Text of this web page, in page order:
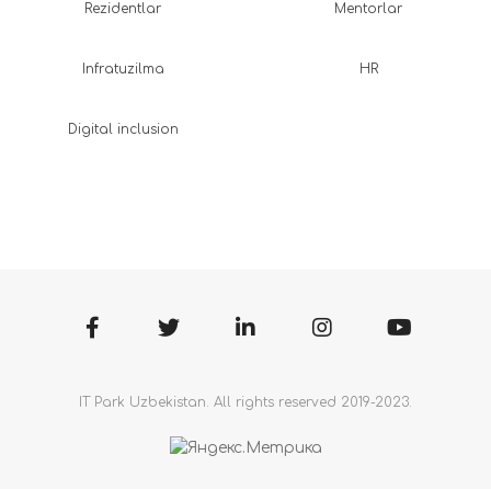
Rezidentlar
Infratuzilma
Digital inclusion
Mentorlar
HR
IT Park Uzbekistan. All rights reserved 2019-2023.